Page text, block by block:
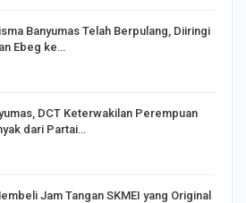
Banyumas Telah Berpulang, Diiringi
Ebeg ke…
DCT Keterwakilan Perempuan
dari Partai…
Jam Tangan SKMEI yang Original